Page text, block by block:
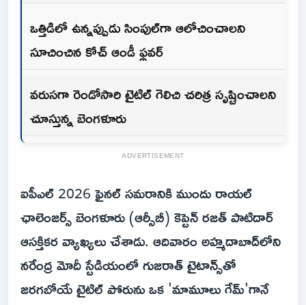
ఒత్తిడిలో ఉన్నప్పుడు సింపుల్‌గా ఆలోచించాలని
సూచించిన కోచ్ ఆండీ ఫ్లవర్
వరుసగా రెండోసారి టైటిల్ గెలిచి చరిత్ర సృష్టించాలని
చూస్తున్న బెంగళూరు
ADVERTISEMENT
ఐపీఎల్ 2026 ఫైనల్ సమరానికి ముందు రాయల్
ఛాలెంజర్స్ బెంగళూరు (ఆర్సీబీ) కెప్టెన్ రజత్ పాటిదార్
ఆసక్తికర వ్యాఖ్యలు చేశాడు. ఆదివారం అహ్మదాబాద్‌లోని
నరేంద్ర మోదీ స్టేడియంలో గుజరాత్ టైటాన్స్‌తో
జరగబోయే టైటిల్ పోరును ఒక 'మామూలు గేమ్‌'గానే